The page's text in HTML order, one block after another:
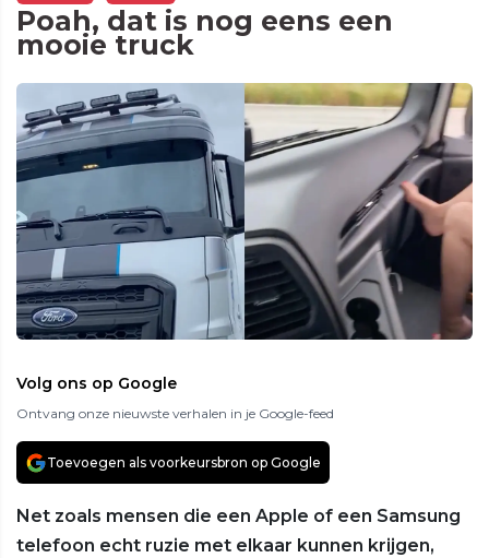
Poah, dat is nog eens een
mooie truck
Volg ons op Google
Ontvang onze nieuwste verhalen in je Google-feed
Toevoegen als voorkeursbron op Google
Net zoals mensen die een Apple of een Samsung
telefoon echt ruzie met elkaar kunnen krijgen,